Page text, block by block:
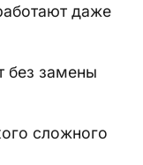
даже
без замены
сложного